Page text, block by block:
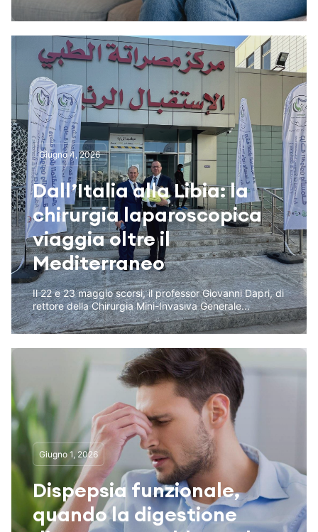
Giugno 4, 2026
Dall’Italia alla Libia: la
chirurgia laparoscopica
viaggia oltre il
Mediterraneo
Il 22 e 23 maggio scorsi, il professor Giovanni Dapri, di
rettore della Chirurgia Mini-Invasiva Generale...
Giugno 1, 2026
Dispepsia funzionale,
quando la digestione